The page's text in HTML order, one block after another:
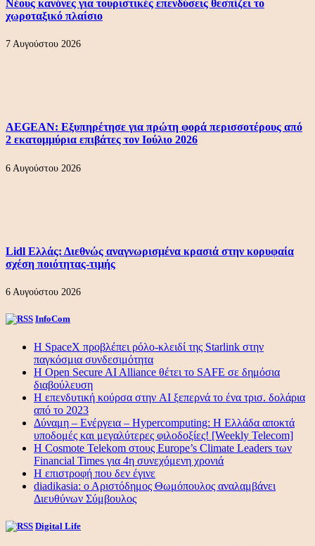
Νέους κανόνες για τουριστικές επενδύσεις θεσπίζει το
χωροταξικό πλαίσιο
7 Αυγούστου 2026
AEGEAN: Εξυπηρέτησε για πρώτη φορά περισσοτέρους από
2 εκατομμύρια επιβάτες τον Ιούλιο 2026
6 Αυγούστου 2026
Lidl Ελλάς: Διεθνώς αναγνωρισμένα κρασιά στην κορυφαία
σχέση ποιότητας-τιμής
6 Αυγούστου 2026
InfoCom
Η SpaceX προβλέπει ρόλο-κλειδί της Starlink στην
παγκόσμια συνδεσιμότητα
Η Open Secure AI Alliance θέτει το SAFE σε δημόσια
διαβούλευση
Η επενδυτική κούρσα στην AI ξεπερνά το ένα τρισ. δολάρια
από το 2023
Δύναμη – Ενέργεια – Ηypercomputing: Η Ελλάδα αποκτά
υποδομές και μεγαλύτερες φιλοδοξίες! [Weekly Telecom]
Η Cosmote Telekom στους Europe’s Climate Leaders των
Financial Times για 4η συνεχόμενη χρονιά
Η επιστροφή που δεν έγινε
diadikasia: ο Αριστόδημος Θωμόπουλος αναλαμβάνει
Διευθύνων Σύμβουλος
Digital Life